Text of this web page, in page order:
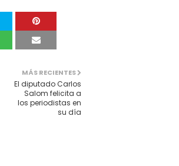
MÁS RECIENTES
El diputado Carlos
Salom felicita a
los periodistas en
su día